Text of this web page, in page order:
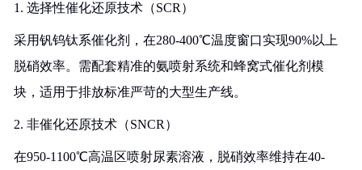
1. 选择性催化还原技术（SCR）
采用钒钨钛系催化剂，在280-400℃温度窗口实现90%以上
脱硝效率。需配套精准的氨喷射系统和蜂窝式催化剂模
块，适用于排放标准严苛的大型生产线。
2. 非催化还原技术（SNCR）
在950-1100℃高温区喷射尿素溶液，脱硝效率维持在40-